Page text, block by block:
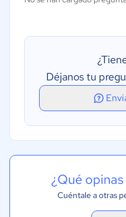
Déjanos tu
¿Qué
Cuéntale a otras